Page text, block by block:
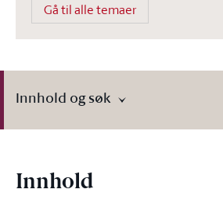
Gå til alle temaer
Innhold og søk
Innhold